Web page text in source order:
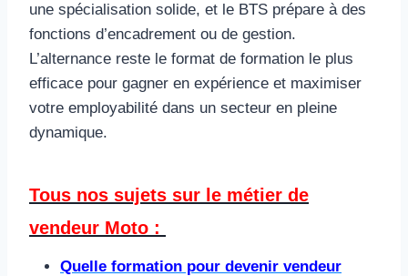
une spécialisation solide, et le BTS prépare à des
fonctions d’encadrement ou de gestion.
L’alternance reste le format de formation le plus
efficace pour gagner en expérience et maximiser
votre employabilité dans un secteur en pleine
dynamique.
Tous nos sujets sur le métier de
vendeur Moto :
Quelle formation pour devenir vendeur